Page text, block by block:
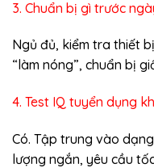
3. Chuẩn bị gì trước
Ngủ đủ, kiểm tra thiết
“làm nóng”, chuẩn bị
4. Test IQ tuyển dụng
Có. Tập trung vào
lượng ngắn, yêu cầu